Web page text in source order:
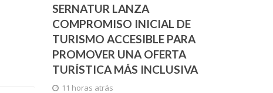
SERNATUR LANZA
COMPROMISO INICIAL DE
TURISMO ACCESIBLE PARA
PROMOVER UNA OFERTA
TURÍSTICA MÁS INCLUSIVA
11 horas atrás